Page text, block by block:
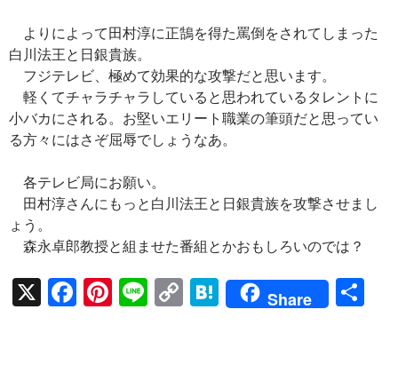
よりによって田村淳に正鵠を得た罵倒をされてしまった
白川法王と日銀貴族。
フジテレビ、極めて効果的な攻撃だと思います。
軽くてチャラチャラしていると思われているタレントに
小バカにされる。お堅いエリート職業の筆頭だと思ってい
る方々にはさぞ屈辱でしょうなあ。
各テレビ局にお願い。
田村淳さんにもっと白川法王と日銀貴族を攻撃させまし
ょう。
森永卓郎教授と組ませた番組とかおもしろいのでは？
X
F
Pi Li
C
H
Share